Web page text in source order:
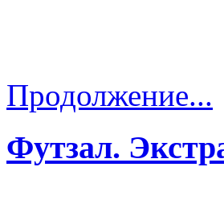
Продолжение...
Футзал.